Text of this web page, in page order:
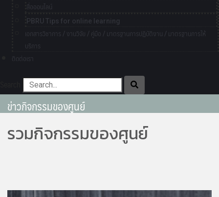
สื่อออนไลน์
PBRU Tips for online learning
เอกสารวิชาการ / งานวิจัย / คู่มือ / มาตรฐานการปฏิบัติงาน / มาตรฐานการให้
บริการ
ติดต่อเรา
ข่าวกิจกรรมของศูนย์
รวมกิจกรรมของศูนย์